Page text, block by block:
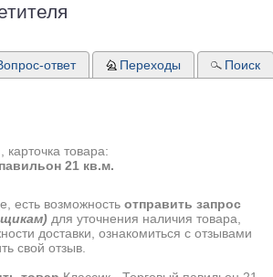
карточка товара:
21 кв.м.
есть возможность отправить запрос
для уточнения наличия товара,
доставки, ознакомиться с отзывами
свой отзыв.
ответ Переходы Поиск